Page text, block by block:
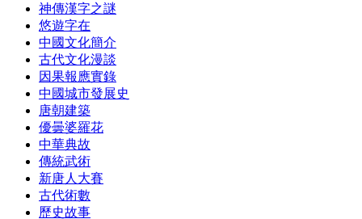
神傳漢字之謎
悠遊字在
中國文化簡介
古代文化漫談
因果報應實錄
中國城市發展史
唐朝建築
優曇婆羅花
中華典故
傳統武術
新唐人大賽
古代術數
歷史故事